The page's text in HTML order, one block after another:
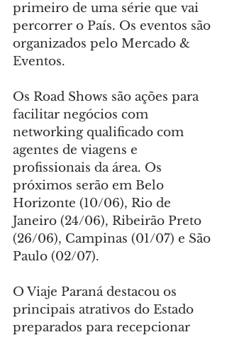
primeiro de uma série que vai
percorrer o País. Os eventos são
organizados pelo Mercado &
Eventos.
Os Road Shows são ações para
facilitar negócios com
networking qualificado com
agentes de viagens e
profissionais da área. Os
próximos serão em Belo
Horizonte (10/06), Rio de
Janeiro (24/06), Ribeirão Preto
(26/06), Campinas (01/07) e São
Paulo (02/07).
O Viaje Paraná destacou os
principais atrativos do Estado
preparados para recepcionar